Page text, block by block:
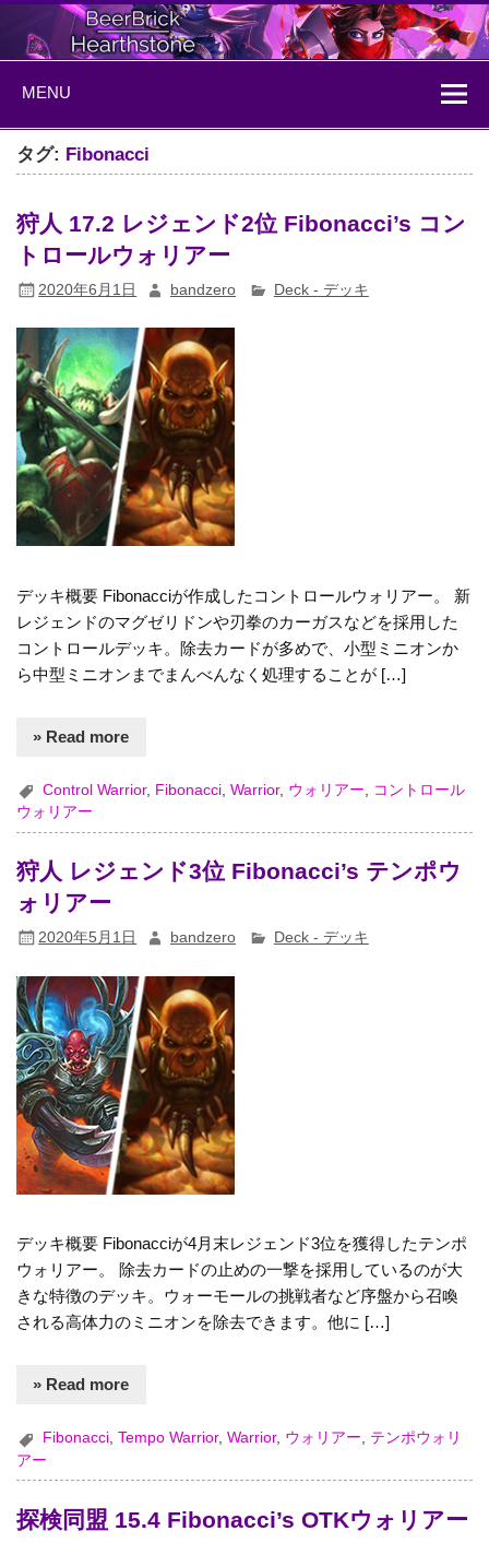
Skip
content
BeerBrick
Hearthstone
MENU
タグ: Fibonacci
狩人 17.2 レジェンド2位 Fibonacci’s コン
トロールウォリアー
2020年6月1日 bandzero Deck - デッキ
デッキ概要 Fibonacciが作成したコントロールウォリアー。 新
レジェンドのマグゼリドンや刃拳のカーガスなどを採用した
コントロールデッキ。除去カードが多めで、小型ミニオンか
ら中型ミニオンまでまんべんなく処理することが […]
» Read more
Control Warrior, Fibonacci ,Warrior, ウォリアー
コントロール
ウォリアー
狩人 レジェンド3位 Fibonacci’s テンポウ
ォリアー
2020年5月1日 bandzero Deck - デッキ
デッキ概要 Fibonacciが4月末レジェンド3位を獲得したテンポ
ウォリアー。 除去カードの止めの一撃を採用しているのが大
きな特徴のデッキ。ウォーモールの挑戦者など序盤から召喚
される高体力のミニオンを除去できます。他に […]
» Read more
Fibonacci,Tempo Warrior,Warrior, ウォリアー, テンポウォリ
アー
探検同盟 15.4 Fibonacci’s OTKウォリアー